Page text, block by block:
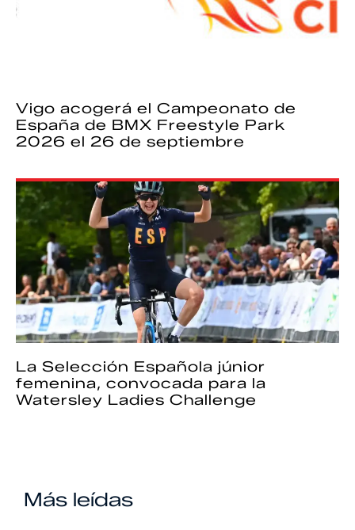
Vigo acogerá el Campeonato de
España de BMX Freestyle Park
2026 el 26 de septiembre
La Selección Española júnior
femenina, convocada para la
Watersley Ladies Challenge
Más leídas